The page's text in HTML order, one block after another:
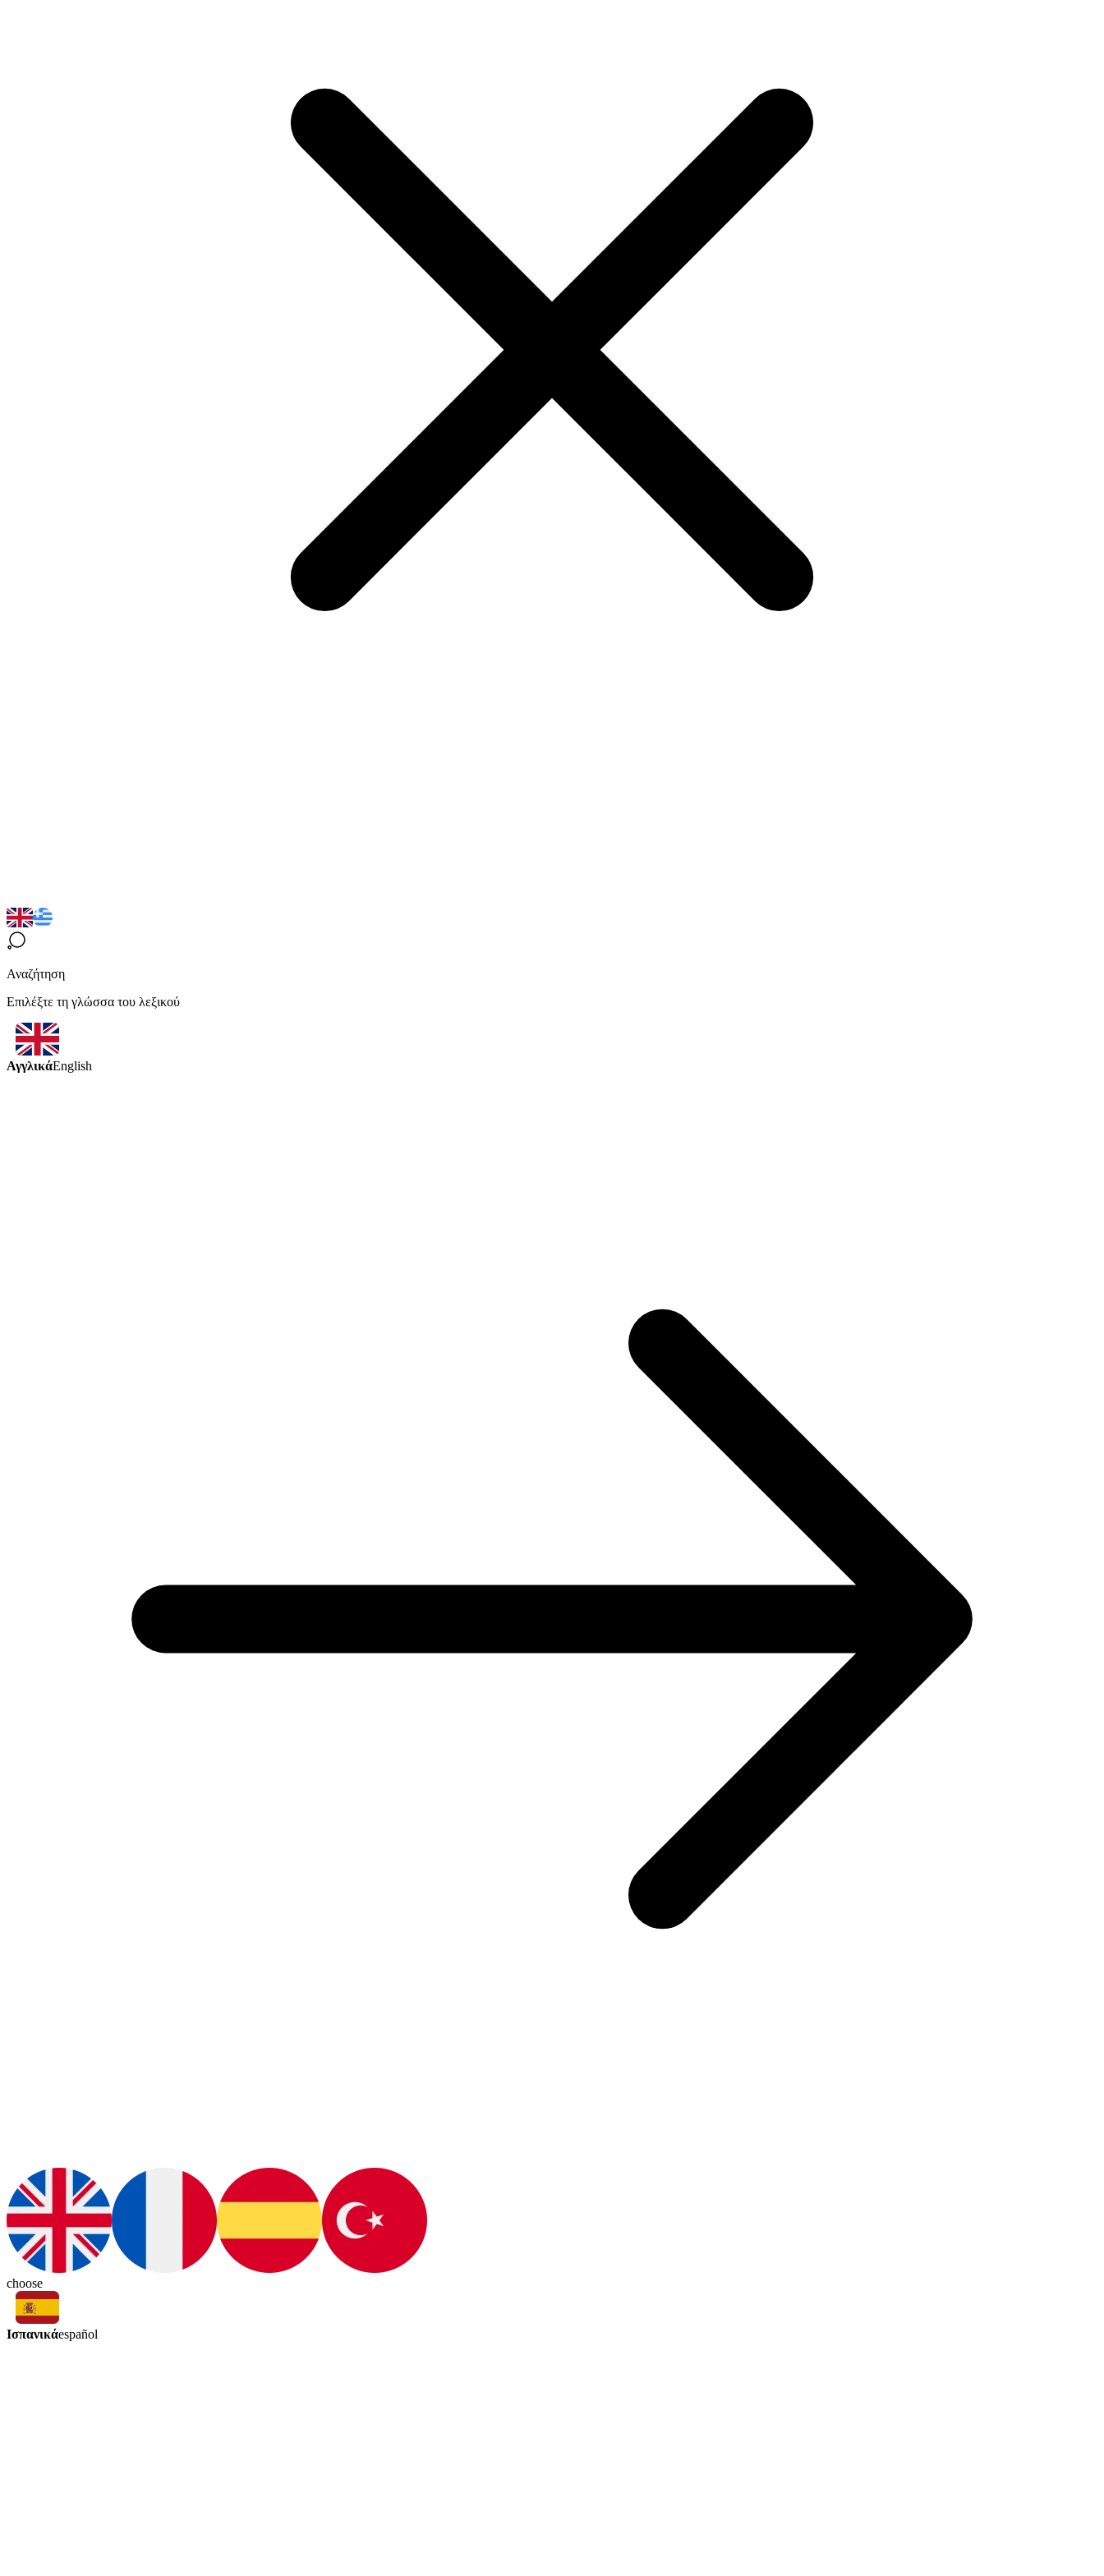
Αναζήτηση
Επιλέξτε τη γλώσσα του λεξικού
ΑγγλικάEnglish
choose
Ισπανικάespañol